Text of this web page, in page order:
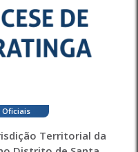
Oficiais
Territorial da